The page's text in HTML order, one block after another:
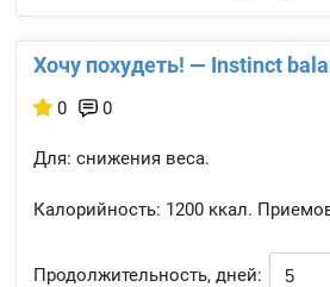
Хочу похудеть! — Instinct
0 0
Для: снижения веса.
Калорийность: 1200 ккал.
Продолжительность, дней: